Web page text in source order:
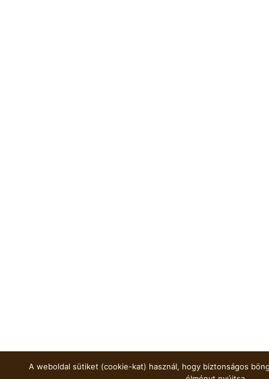
A weboldal sütiket (cookie-kat) használ, hogy biztonságos